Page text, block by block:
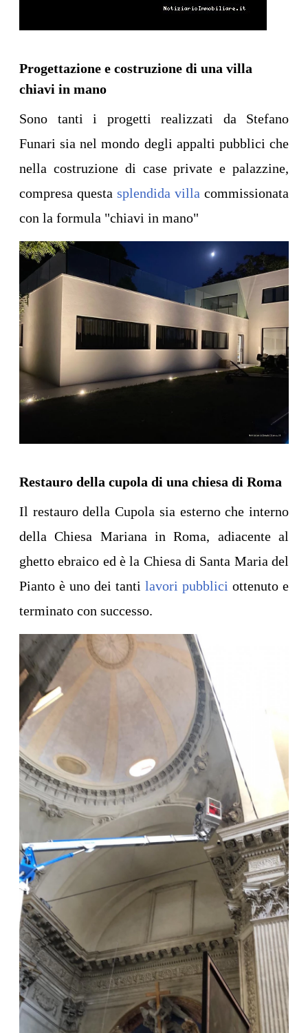
Progettazione e costruzione di una villa
chiavi in mano
Sono tanti i progetti realizzati da Stefano
Funari sia nel mondo degli appalti pubblici che
nella costruzione di case private e palazzine,
compresa questa splendida villa commissionata
con la formula "chiavi in mano"
Restauro della cupola di una chiesa di Roma
Il restauro della Cupola sia esterno che interno
della Chiesa Mariana in Roma, adiacente al
ghetto ebraico ed è la Chiesa di Santa Maria del
Pianto è uno dei tanti lavori pubblici ottenuto e
terminato con successo.